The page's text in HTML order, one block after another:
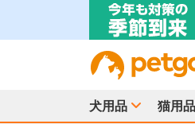
犬用品 猫用品